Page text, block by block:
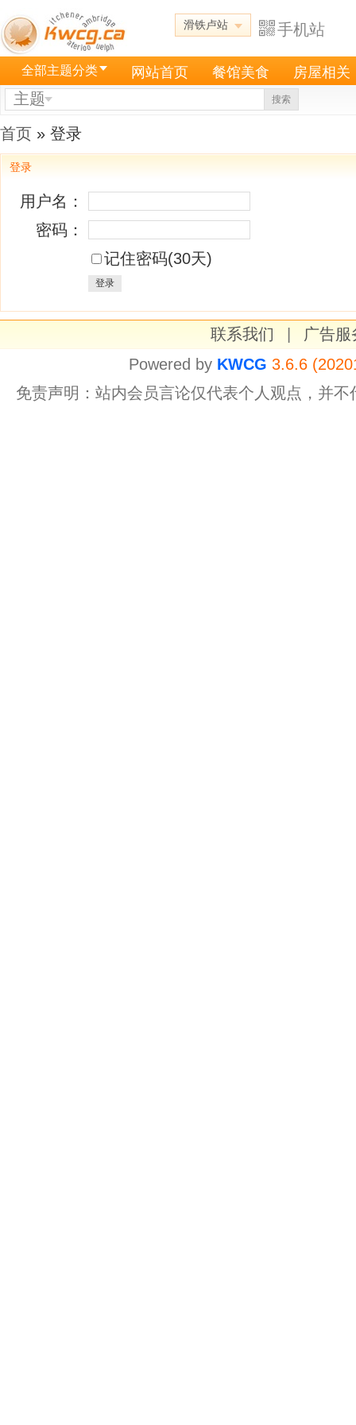
滑铁卢站 手机站
全部主题分类 网站首页 餐馆美食 房屋相关
主题 搜索
首页 » 登录
登录
用户名：
密码：
记住密码(30天)
登录
联系我们
广告服
Powered by KWCG 3.6.6
免责声明：站内会员言论仅代表个人观点，并